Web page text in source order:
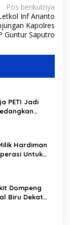
Pos berikutnya
Inf Arianto
Kapolres
Guntur Saputro
PETI Jadi
Hardiman
Untuk
Dompeng
Biru Dekat